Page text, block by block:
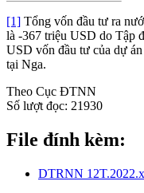
[1] Tổng vốn đầu tư ra
là -367 triệu USD do Tập
USD vốn đầu tư của dự
tại Nga.
Theo Cục ĐTNN
Số lượt đọc: 21930
File đính kèm:
DTRNN